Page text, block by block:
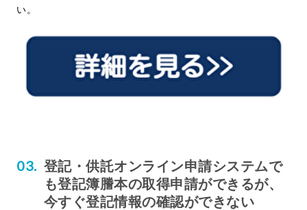
い。
登記・供託オンライン申請システムで
も登記簿謄本の取得申請ができるが、
今すぐ登記情報の確認ができない